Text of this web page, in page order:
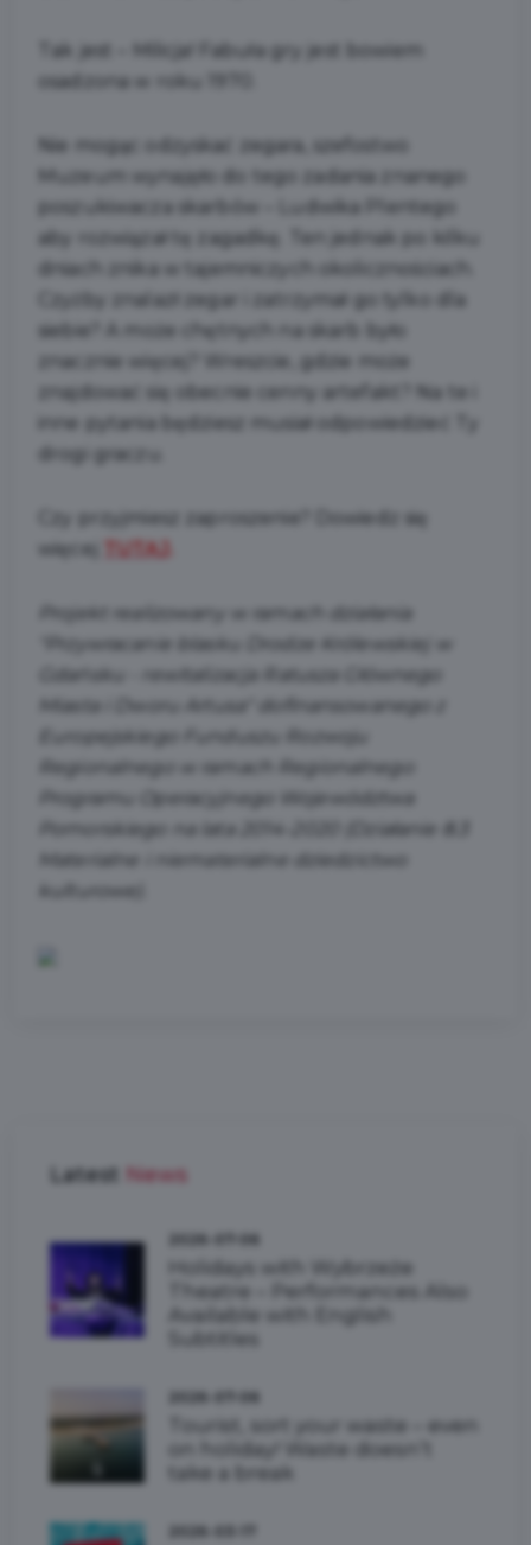
Tak jest – Milicja! Fabuła gry jest bowiem
osadzona w roku 1970.
Nie mogąc odzyskać zegara, szefostwo
Muzeum wynajęło do tego zadania znanego
poszukiwacza skarbów – Ludwika Plentego
aby rozwiązał tę zagadkę. Ten jednak po kilku
dniach znika w tajemniczych okolicznościach.
Czyżby znalazł zegar i zatrzymał go tylko dla
siebie? A może chętnych na skarb było
znacznie więcej? Wreszcie, gdzie może
znajdować się obecnie cenny artefakt? Na te i
inne pytania będziesz musiał odpowiedzieć Ty
drogi graczu.
Czy przyjmiesz zaproszenie? Dowiedz się
więcej
TUTAJ
Projekt realizowany w ramach działania
"Przywracanie blasku Drodze Królewskiej w
Gdańsku - rewitalizacja Ratusza Głównego
Miasta i Dworu Artusa" dofinansowanego z
Europejskiego Funduszu Rozwoju
Regionalnego w ramach Regionalnego
Programu Operacyjnego Województwa
Pomorskiego na lata 2014-2020 (Działanie 8.3
Materialne i niematerialne dziedzictwo
kulturowe).
Latest News
2026-07-06
Holidays with Wybrzeże
Theatre – Performances Also
Available with English
Subtitles
2026-07-06
Tourist, sort your waste – even
on holiday! Waste doesn’t
take a break
2026-03-17